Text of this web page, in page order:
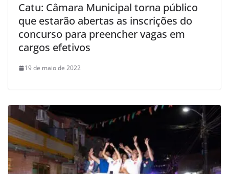
Catu: Câmara Municipal torna público
que estarão abertas as inscrições do
concurso para preencher vagas em
cargos efetivos
19 de maio de 2022